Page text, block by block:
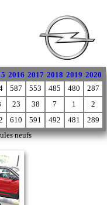
neufs
2016 2017 2018 2019 2020
587 553 485 480
287
23 38 7 1
2
610 591 492 481 289